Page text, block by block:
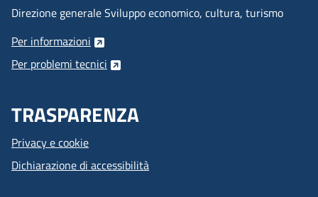
Direzione generale Sviluppo economico, cultura, turismo
Per informazioni
Per problemi tecnici
TRASPARENZA
Privacy e cookie
Dichiarazione di accessibilità